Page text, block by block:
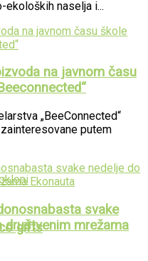
gifts
naselјa i...
na javnom času
„BeeConnected“
putem
svake
društvenim mrežama